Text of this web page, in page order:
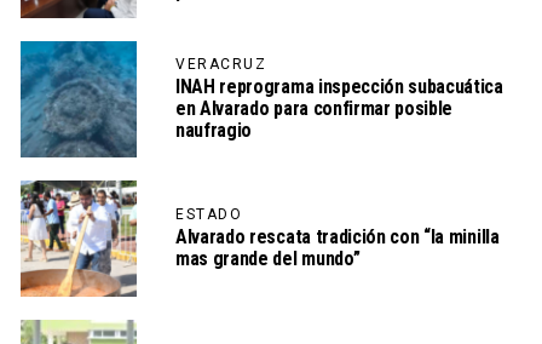
VERACRUZ
INAH reprograma inspección subacuática
en Alvarado para confirmar posible
naufragio
ESTADO
Alvarado rescata tradición con “la minilla
mas grande del mundo”